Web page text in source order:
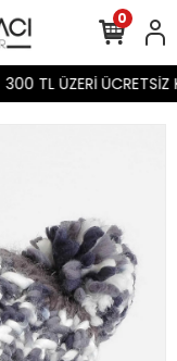
300 TL ÜZERİ ÜCRETSİZ
0